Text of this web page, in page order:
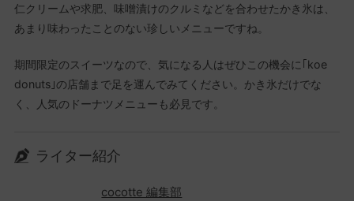
仁クリームや求肥、味噌漬けのクルミなどを合わせたかき氷は、
あまり味わったことのない珍しいメニューですね。
期間限定のスイーツなので、気になる人はぜひこの機会に｢koe
donuts｣の店舗まで足を運んでみてください。かき氷だけでな
く、人気のドーナツメニューも必見です。
ライター紹介
cocotte 編集部